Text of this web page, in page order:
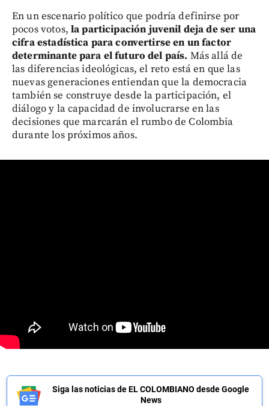
En un escenario político que podría definirse por
pocos votos, la participación juvenil deja de ser una
cifra estadística para convertirse en un factor
determinante para el futuro del país. Más allá de
las diferencias ideológicas, el reto está en que las
nuevas generaciones entiendan que la democracia
también se construye desde la participación, el
diálogo y la capacidad de involucrarse en las
decisiones que marcarán el rumbo de Colombia
durante los próximos años.
Siga las noticias de EL COLOMBIANO desde Google
News